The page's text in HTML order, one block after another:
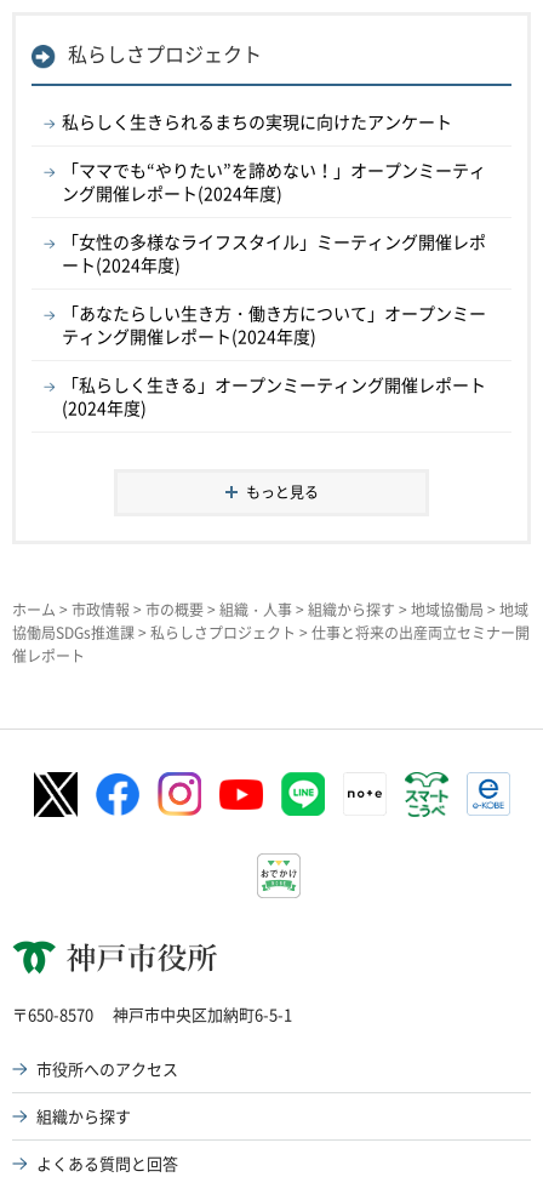
私らしさプロジェクト
私らしく生きられるまちの実現に向けたアンケート
「ママでも“やりたい”を諦めない！」オープンミーティ
ング開催レポート(2024年度)
「女性の多様なライフスタイル」ミーティング開催レポ
ート(2024年度)
「あなたらしい生き方・働き方について」オープンミー
ティング開催レポート(2024年度)
「私らしく生きる」オープンミーティング開催レポート
(2024年度)
もっと見る
ホーム > 市政情報 > 市の概要> 組織・人事> 組織から探す > 地域協働局 > 地域
協働局SDGs推進課> 私らしさプロジェクト > 仕事と将来の出産両立セミナー開
催レポート
神戸市役所
〒650-8570 神戸市中央区加納町6-5-1
市役所へのアクセス
組織から探す
よくある質問と回答